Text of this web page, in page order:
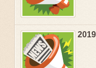
Previous